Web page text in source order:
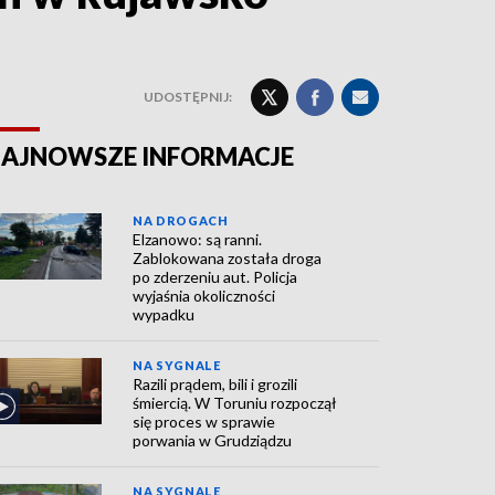
UDOSTĘPNIJ:
INFORMACJE
NA DROGACH
Elzanowo: są ranni.
Zablokowana została droga
po zderzeniu aut. Policja
wyjaśnia okoliczności
wypadku
NA SYGNALE
Razili prądem, bili i grozili
śmiercią. W Toruniu rozpoczął
się proces w sprawie
porwania w Grudziądzu
NA SYGNALE